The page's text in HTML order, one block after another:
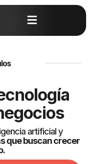
artificial y
que buscan crecer